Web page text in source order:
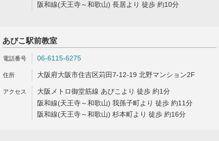
阪和線(天王寺～和歌山) 長居より 徒歩 約10分
あびこ駅前教室
06-6115-6275
大阪府大阪市住吉区苅田7-12-19 北野マンション2F
大阪メトロ御堂筋線 あびこより 徒歩 約1分
阪和線(天王寺～和歌山) 我孫子町より 徒歩 約11分
阪和線(天王寺～和歌山) 杉本町より 徒歩 約16分